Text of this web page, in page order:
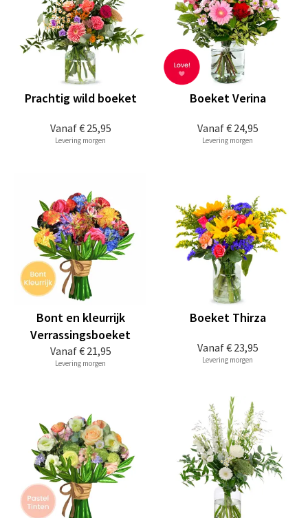
Vanaf€ 25,95
Prachtig wild boeket
Levering morgen
Vanaf€ 24,95
Boeket Verina
Levering morgen
Vanaf€ 21,95
Bont en kleurrijk
Verrassingsboeket
Levering morgen
Vanaf€ 23,95
Boeket Thirza
Levering morgen